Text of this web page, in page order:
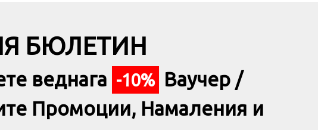
БЮЛЕТИН
веднага -10% Ваучер /
Промоции, Намаления и